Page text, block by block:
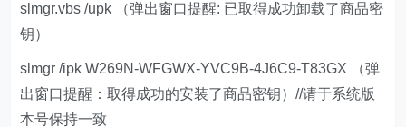
slmgr.vbs /upk （弹出窗口提醒: 已取得成功卸载了商品密
钥）
slmgr /ipk W269N-WFGWX-YVC9B-4J6C9-T83GX （弹
出窗口提醒：取得成功的安装了商品密钥）//请于系统版
本号保持一致